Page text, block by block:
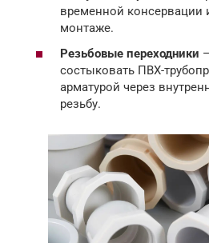
временной
монтаже.
Резьбовые переходники
состыковать ПВХ-
арматурой через
резьбу.